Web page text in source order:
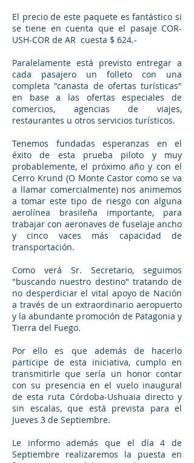
El precio de este paquete es fantástico si
se tiene en cuenta que el pasaje COR-
USH-COR de AR cuesta $ 624.-
Paralelamente está previsto entregar a
cada pasajero un folleto con una
completa "canasta de ofertas turísticas"
en base a las ofertas especiales de
comercios, agencias de viajes,
restaurantes u otros servicios turísticos.
Tenemos fundadas esperanzas en el
éxito de esta prueba piloto y muy
probablemente, el próximo año y con el
Cerro Krund (O Monte Castor como se va
a llamar comercialmente) nos animemos
a tomar este tipo de riesgo con alguna
aerolínea brasileña importante, para
trabajar con aeronaves de fuselaje ancho
y cinco vaces más capacidad de
transportación.
Como verá Sr. Secretario, seguimos
"buscando nuestro destino" tratando de
no desperdiciar el vital apoyo de Nación
a través de un extraordinario aeropuerto
y la abundante promoción de Patagonia y
Tierra del Fuego.
Por ello es que además de hacerlo
participe de esta iniciativa, cumplo en
transmitirle que sería un honor contar
con su presencia en el vuelo inaugural
de esta ruta Córdoba-Ushuaia directo y
sin escalas, que está prevista para el
Jueves 3 de Septiembre.
Le informo además que el día 4 de
Septiembre realizaremos la puesta en